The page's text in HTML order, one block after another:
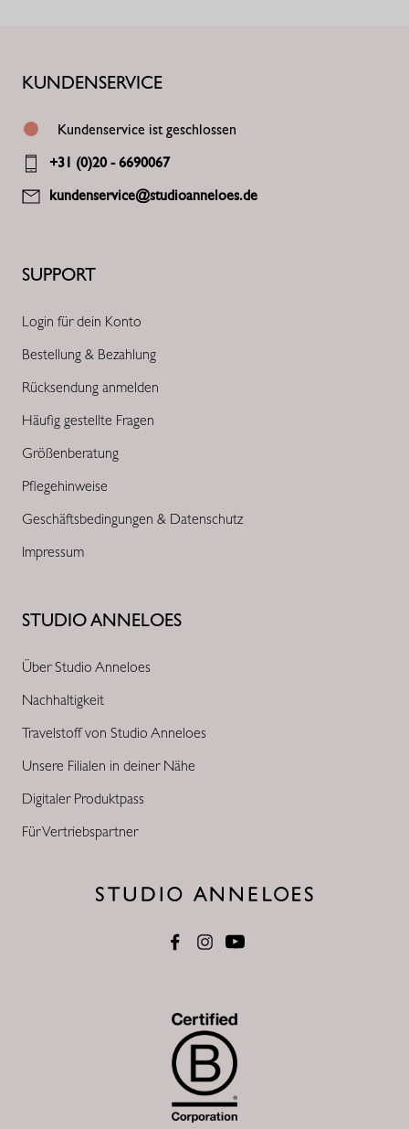
STUDIO ANNELOES
Über Studio Anneloes
Nachhaltigkeit
Travelstoff von Studio Anneloes
Unsere Filialen in deiner Nähe
Digitaler Produktpass
Für Vertriebspartner
SUPPORT
Login für dein Konto
Bestellung & Bezahlung
Rücksendung anmelden
Häufig gestellte Fragen
Größenberatung
Pflegehinweise
Geschäftsbedingungen & Datenschutz
Impressum
KUNDENSERVICE
Kundenservice ist geschlossen
+31 (0)20 - 6690067
kundenservice@studioanneloes.de